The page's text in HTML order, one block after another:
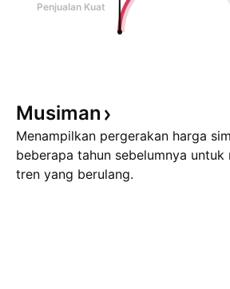
Penjualan Kuat
Musiman
Menampilkan pergerakan harga
beberapa tahun sebelumnya
tren yang berulang.